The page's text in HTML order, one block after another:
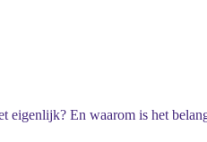
eigenlijk? En waarom is het